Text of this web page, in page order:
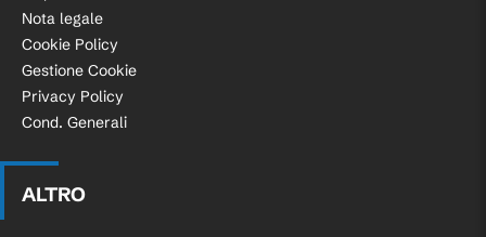
Nota legale
Cookie Policy
Gestione Cookie
Privacy Policy
Cond. Generali
ALTRO